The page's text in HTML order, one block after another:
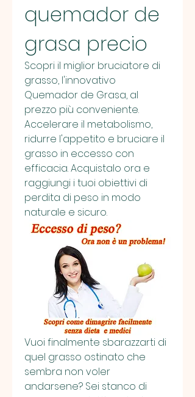
quemador de
grasa precio
Scopri il miglior bruciatore di
grasso, l'innovativo
Quemador de Grasa, al
prezzo più conveniente.
Accelerare il metabolismo,
ridurre l'appetito e bruciare il
grasso in eccesso con
efficacia. Acquistalo ora e
raggiungi i tuoi obiettivi di
perdita di peso in modo
naturale e sicuro.
Vuoi finalmente sbarazzarti di
quel grasso ostinato che
sembra non voler
andarsene? Sei stanco di